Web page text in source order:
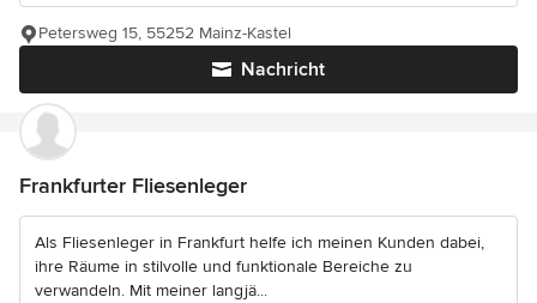
Nachricht
Petersweg 15, 55252 Mainz-Kastel
Frankfurter Fliesenleger
Als Fliesenleger in Frankfurt helfe ich meinen Kunden dabei,
ihre Räume in stilvolle und funktionale Bereiche zu
verwandeln. Mit meiner langjä...